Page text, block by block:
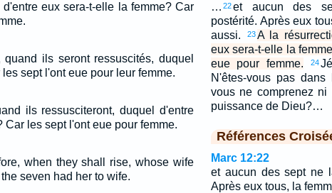
eux sera-t-elle la femme? Car
ils seront ressuscités, duquel
sept l'ont eue pour leur femme.
ils ressusciteront, duquel d'entre
Car les sept l'ont eue pour femme.
when they shall rise, whose wife
seven had her to wife.
… 22et aucun des
postérité. Après eux
aussi.
23A la
eux sera-t-elle la
eue pour femme.
24
N'êtes-vous pas dans
vous ne comprenez
puissance de Dieu?…
Références
Marc 12:22
et aucun des sept ne
Après eux tous, la